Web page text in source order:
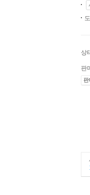
상
판
판